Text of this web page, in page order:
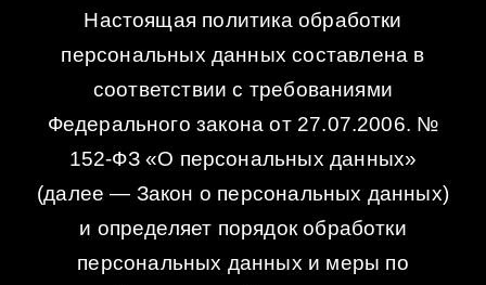
Настоящая политика обработки
персональных данных составлена в
соответствии с требованиями
Федерального закона от 27.07.2006. №
152-ФЗ «О персональных данных»
(далее — Закон о персональных данных)
и определяет порядок обработки
персональных данных и меры по